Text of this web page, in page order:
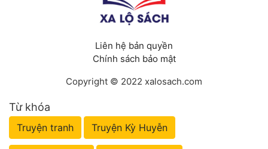
Liên hệ bản quyền
Chính sách bảo mật
Copyright © 2022 xalosach.com
Từ khóa
Truyện tranh Truyện Kỳ Huyễn